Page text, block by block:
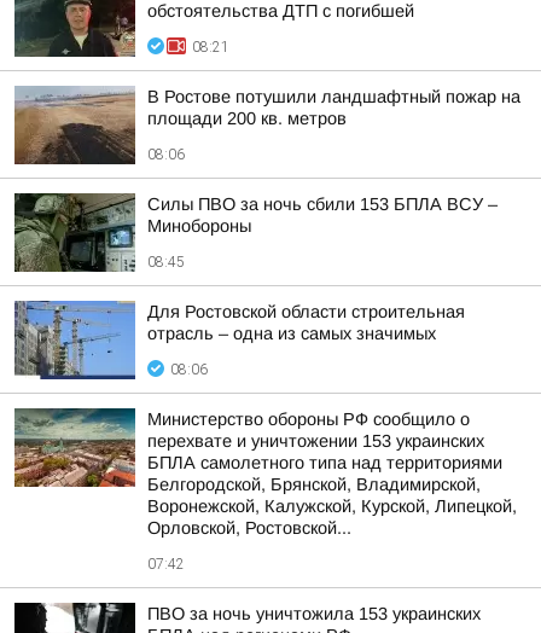
обстоятельства ДТП с погибшей
08:21
В Ростове потушили ландшафтный пожар на
площади 200 кв. метров
08:06
Силы ПВО за ночь сбили 153 БПЛА ВСУ –
Минобороны
08:45
Для Ростовской области строительная
отрасль – одна из самых значимых
08:06
Министерство обороны РФ сообщило о
перехвате и уничтожении 153 украинских
БПЛА самолетного типа над территориями
Белгородской, Брянской, Владимирской,
Воронежской, Калужской, Курской, Липецкой,
Орловской, Ростовской...
07:42
ПВО за ночь уничтожила 153 украинских